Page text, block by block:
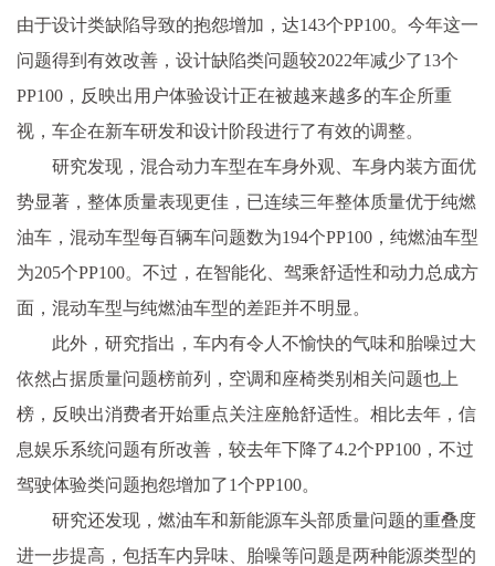
由于设计类缺陷导致的抱怨增加，达143个PP100。今年这一
问题得到有效改善，设计缺陷类问题较2022年减少了13个
PP100，反映出用户体验设计正在被越来越多的车企所重
视，车企在新车研发和设计阶段进行了有效的调整。
研究发现，混合动力车型在车身外观、车身内装方面优
势显著，整体质量表现更佳，已连续三年整体质量优于纯燃
油车，混动车型每百辆车问题数为194个PP100，纯燃油车型
为205个PP100。不过，在智能化、驾乘舒适性和动力总成方
面，混动车型与纯燃油车型的差距并不明显。
此外，研究指出，车内有令人不愉快的气味和胎噪过大
依然占据质量问题榜前列，空调和座椅类别相关问题也上
榜，反映出消费者开始重点关注座舱舒适性。相比去年，信
息娱乐系统问题有所改善，较去年下降了4.2个PP100，不过
驾驶体验类问题抱怨增加了1个PP100。
研究还发现，燃油车和新能源车头部质量问题的重叠度
进一步提高，包括车内异味、胎噪等问题是两种能源类型的